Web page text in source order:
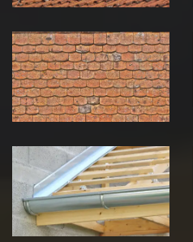
démoussage de
toiture 39
Jura
Pose de
Chéneau 39
Jura